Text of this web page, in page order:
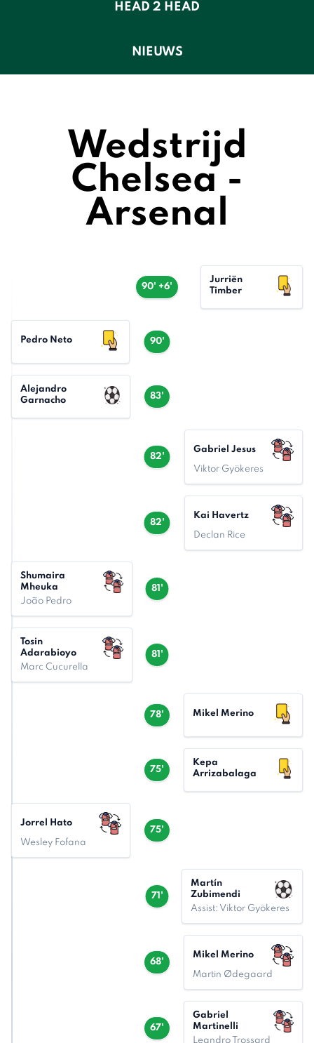
HEAD 2 HEAD
NIEUWS
Wedstrijd
Chelsea -
Arsenal
90' +6'
Jurriën
Timber
90'
Pedro Neto
83'
Alejandro
Garnacho
82'
Gabriel Jesus
Viktor Gyökeres
82'
Kai Havertz
Declan Rice
81'
Shumaira
Mheuka
João Pedro
81'
Tosin
Adarabioyo
Marc Cucurella
78' Mikel Merino
75'
Kepa
Arrizabalaga
75'
Jorrel Hato
Wesley Fofana
71'
Martín
Zubimendi
Assist: Viktor Gyökeres
68'
Mikel Merino
Martin Ødegaard
67'
Gabriel
Martinelli
Leandro Trossard